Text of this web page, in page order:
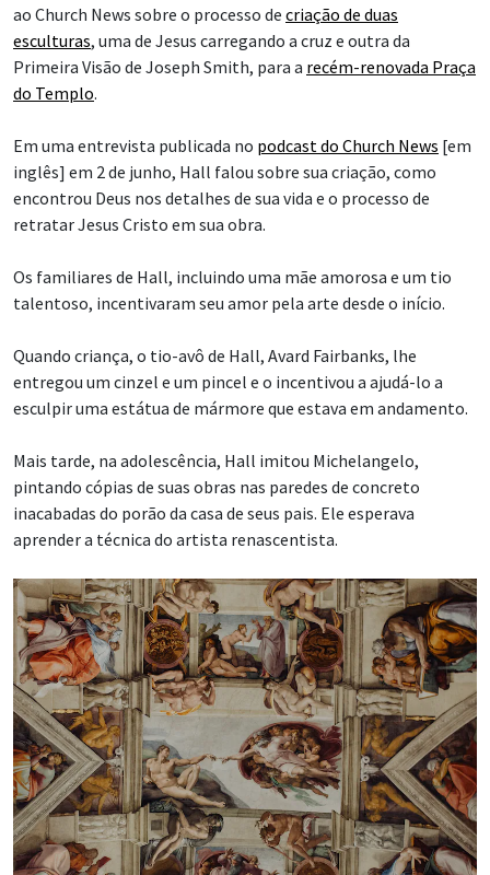
ao Church News sobre o processo de criação de duas
esculturas, uma de Jesus carregando a cruz e outra da
Primeira Visão de Joseph Smith, para a recém-renovada Praça
do Templo.
Em uma entrevista publicada no podcast do Church News [em
inglês] em 2 de junho, Hall falou sobre sua criação, como
encontrou Deus nos detalhes de sua vida e o processo de
retratar Jesus Cristo em sua obra.
Os familiares de Hall, incluindo uma mãe amorosa e um tio
talentoso, incentivaram seu amor pela arte desde o início.
Quando criança, o tio-avô de Hall, Avard Fairbanks, lhe
entregou um cinzel e um pincel e o incentivou a ajudá-lo a
esculpir uma estátua de mármore que estava em andamento.
Mais tarde, na adolescência, Hall imitou Michelangelo,
pintando cópias de suas obras nas paredes de concreto
inacabadas do porão da casa de seus pais. Ele esperava
aprender a técnica do artista renascentista.